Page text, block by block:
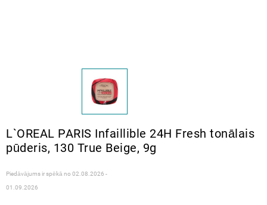
L`OREAL PARIS Infaillible 24H Fresh tonālais
pūderis, 130 True Beige, 9g
Piedāvājums ir spēkā no 02.08.2026 -
01.09.2026